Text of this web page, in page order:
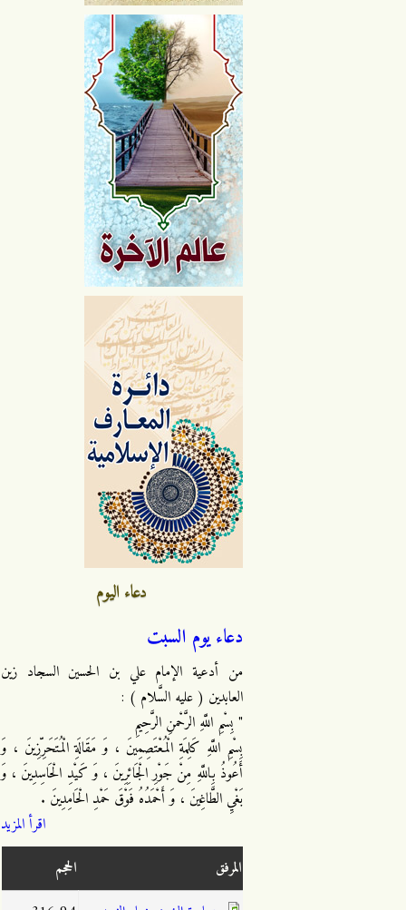
دعاء اليوم
دعاء يوم السبت
من أدعية الإمام علي بن الحسين السجاد زين
العابدين ( عليه السَّلام ) :
" بِسْمِ اللَّهِ الرَّحْمنِ الرَّحِيمِ
بِسْمِ اللَّهِ كَلِمَةِ الْمُعْتَصِمِينَ ، وَ مَقَالَةِ الْمُتَحَرِّزِينَ ، وَ
أَعُوذُ بِاللَّهِ مِنْ جَوْرِ الْجَائِرِينَ ، وَ كَيْدِ الْحَاسِدِينَ ، وَ
بَغْيِ الطَّاغِينَ ، وَ أَحْمَدُهُ فَوْقَ حَمْدِ الْحَامِدِينَ .
اقرأ المزيد
المرفق
الحجم